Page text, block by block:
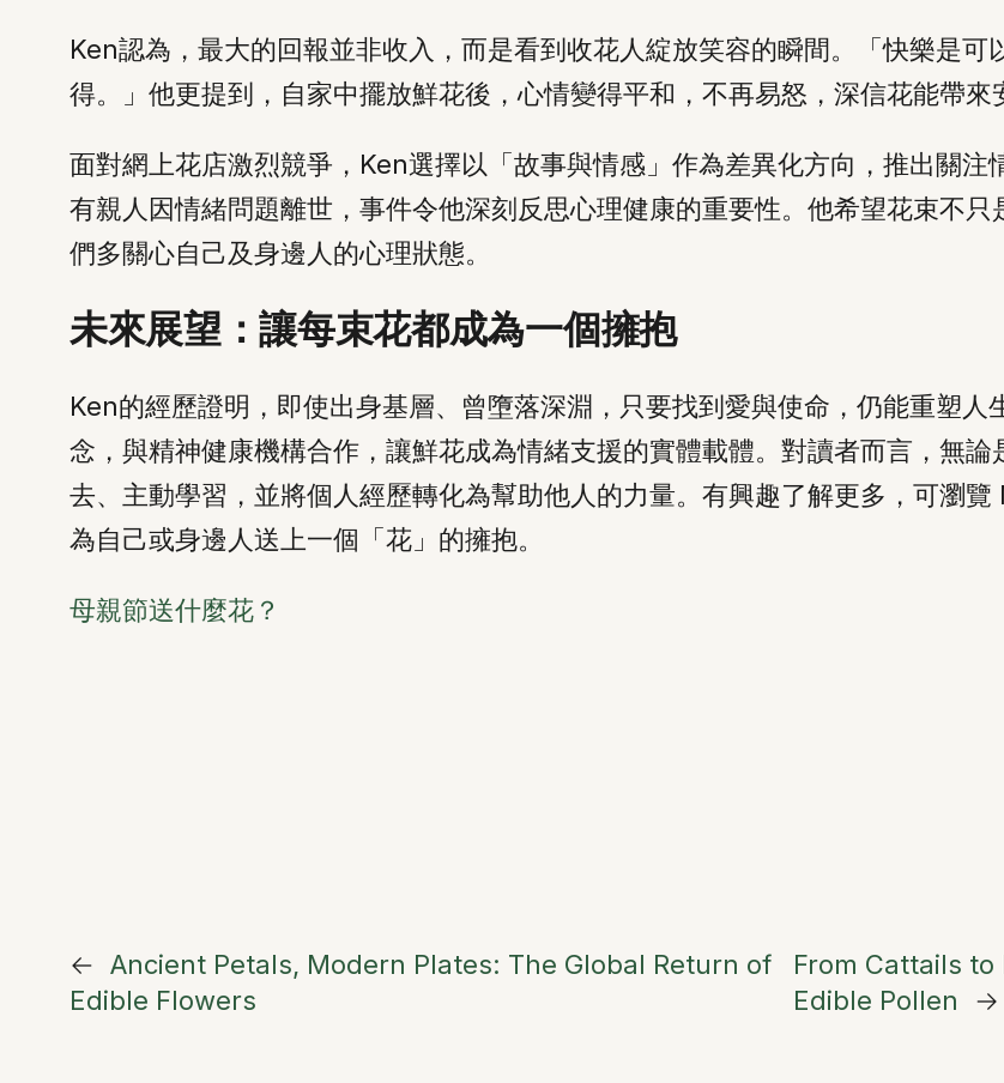
Ken認為，最大的回報並非收入，而是看到收花人綻放笑容的瞬間。「快樂是
得。」他更提到，自家中擺放鮮花後，心情變得平和，不再易怒，深信花能帶來
面對網上花店激烈競爭，Ken選擇以「故事與情感」作為差異化方向，推出關注
有親人因情緒問題離世，事件令他深刻反思心理健康的重要性。他希望花束不
們多關心自己及身邊人的心理狀態。
未來展望：讓每束花都成為一個擁抱
Ken的經歷證明，即使出身基層、曾墮落深淵，只要找到愛與使命，仍能重塑
念，與精神健康機構合作，讓鮮花成為情緒支援的實體載體。對讀者而言，無
去、主動學習，並將個人經歷轉化為幫助他人的力量。有興趣了解更多，可瀏
為自己或身邊人送上一個「花」的擁抱。
母親節送什麼花？
← Ancient Petals, Modern Plates: The Global Return of
Edible Flowers
From Cattails to
Edible Pollen
→